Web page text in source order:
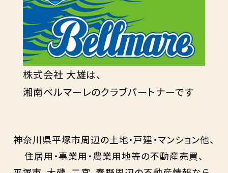
株式会社 大雄は、
湘南ベルマーレのクラブパートナーです
神奈川県平塚市周辺の土地・戸建・マンション他、
住居用・事業用・農業用地等の不動産売買、